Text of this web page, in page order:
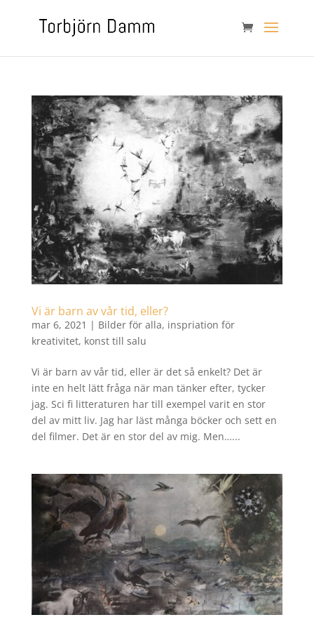
Vi är barn av vår tid, eller?
mar 6, 2021 | Bilder för alla, inspriation för
kreativitet, konst till salu
Vi är barn av vår tid, eller är det så enkelt? Det är
inte en helt lätt fråga när man tänker efter, tycker
jag. Sci fi litteraturen har till exempel varit en stor
del av mitt liv. Jag har läst många böcker och sett en
del filmer. Det är en stor del av mig. Men…...